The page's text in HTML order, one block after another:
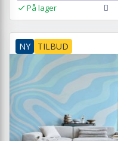
På lager
NY TILBUD